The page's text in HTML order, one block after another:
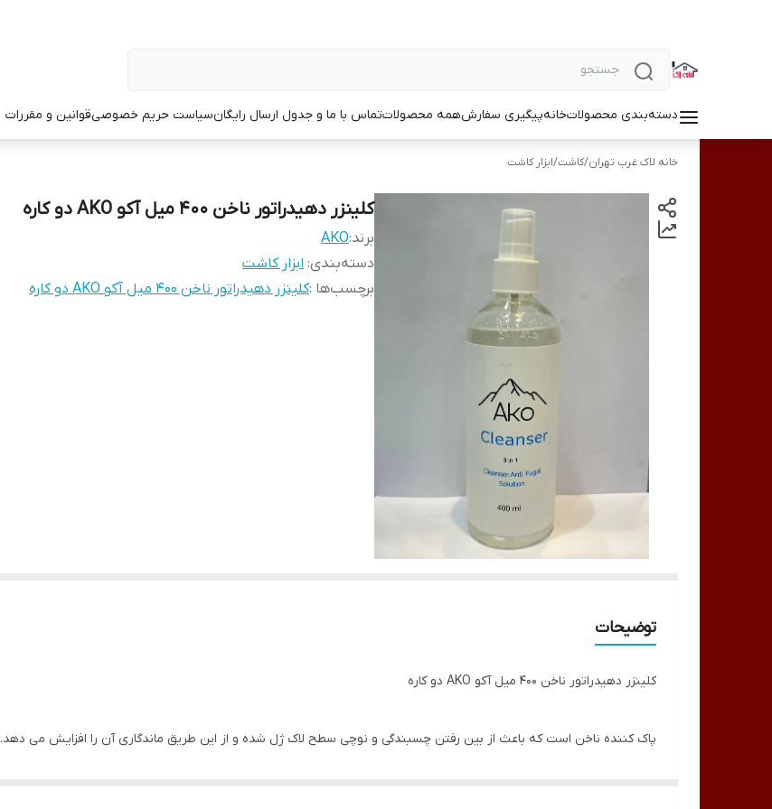
دسته‌بندی محصولاتخانهپیگیری سفارشهمه محصولاتتماس با ما و جدول ارسال رایگانسیاست حریم خصوصیقوانین و مقررات
خانه لاک غرب تهران/کاشت/ابزار کاشت
کلینزر دهیدراتور ناخن 400 میل آکو AKO دو کاره
برند:AKO
دسته‌بندی: ابزار کاشت
برچسب‌ها :کلینزر دهیدراتور ناخن 400 میل آکو AKO دو کاره
توضیحات
کلينزر دهيدراتور ناخن 400 ميل آکو AKO دو کاره
پاک کننده ناخن است که باعث از بین رفتن چسبندگی و نوچی سطح لاک ژل شده و از این طریق ماندگاری آن را افزایش می دهد.